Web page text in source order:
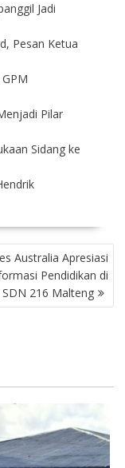
Jadi
Pesan Ketua
Pilar
Sidang ke
Australia Apresiasi
Pendidikan di
SDN 216 Malteng